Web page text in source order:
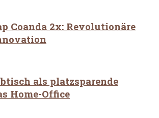
Coanda 2x: Revolutionäre
als platzsparende
Home-Office